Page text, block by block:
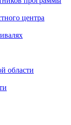
центра
области